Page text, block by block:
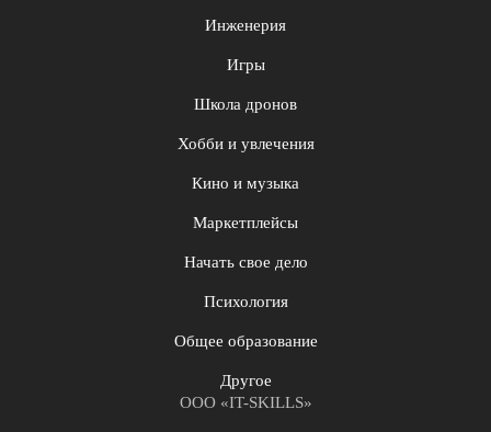
Инженерия
Игры
Школа дронов
Хобби и увлечения
Кино и музыка
Маркетплейсы
Начать свое дело
Психология
Общее образование
Другое
ООО «IT-SKILLS»